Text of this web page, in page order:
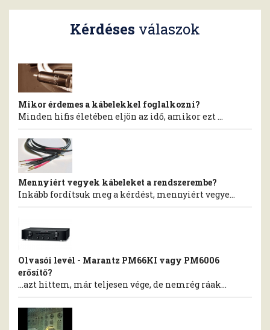
Kérdéses válaszok
Mikor érdemes a kábelekkel foglalkozni?
Minden hifis életében eljön az idő, amikor ezt ...
Mennyiért vegyek kábeleket a rendszerembe?
Inkább fordítsuk meg a kérdést, mennyiért vegye...
Olvasói levél - Marantz PM66KI vagy PM6006
erősítő?
…azt hittem, már teljesen vége, de nemrég ráak...